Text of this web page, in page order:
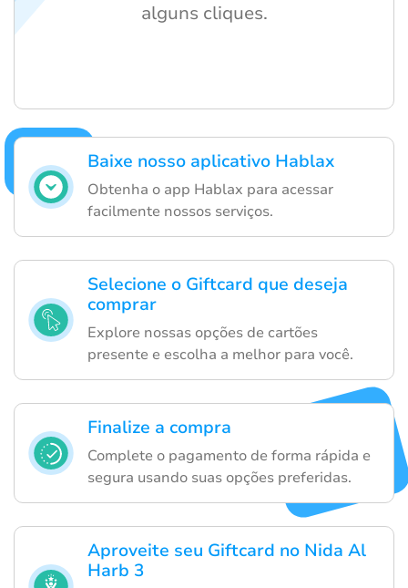
Baixe nosso aplicativo Hablax
Obtenha o app Hablax para acessar
facilmente nossos serviços.
Selecione o Giftcard que deseja
comprar
Explore nossas opções de cartões
presente e escolha a melhor para você.
Finalize a compra
Complete o pagamento de forma rápida e
segura usando suas opções preferidas.
Aproveite seu Giftcard no Nida Al
Harb 3
alguns cliques.